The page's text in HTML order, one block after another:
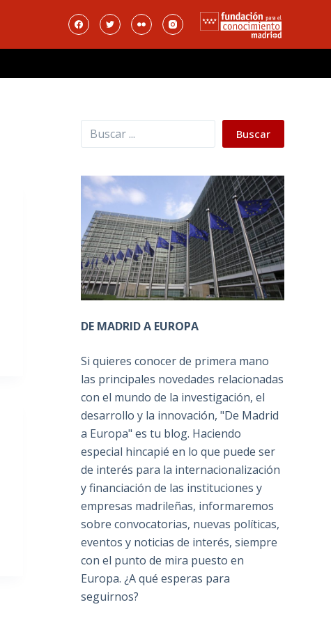
Buscar Buscar
DE MADRID A EUROPA
Si quieres conocer de primera mano
las principales novedades relacionadas
con el mundo de la investigación, el
desarrollo y la innovación, "De Madrid
a Europa" es tu blog. Haciendo
especial hincapié en lo que puede ser
de interés para la internacionalización
y financiación de las instituciones y
empresas madrileñas, informaremos
sobre convocatorias, nuevas políticas,
eventos y noticias de interés, siempre
con el punto de mira puesto en
Europa. ¿A qué esperas para
seguirnos?